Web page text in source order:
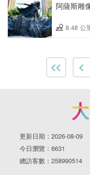
阿薩斯雕
8.48 公
更新日期：2026-08-09
今日瀏覽：6631
總訪客數：258990514